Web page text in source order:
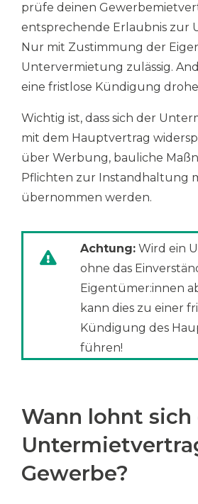
prüfe deinen
entsprechende Erlaubnis zur
Nur mit Zustimmung der
Untervermietung zulässig.
eine fristlose Kündigung
Wichtig ist, dass sich der
mit dem Hauptvertrag
über Werbung, bauliche
Pflichten zur Instandhaltung
übernommen werden.
Achtung: Wird ein
ohne das
Eigentümer:innen
kann dies zu einer
Kündigung des
führen!
Wann lohnt sich
Gewerbe?